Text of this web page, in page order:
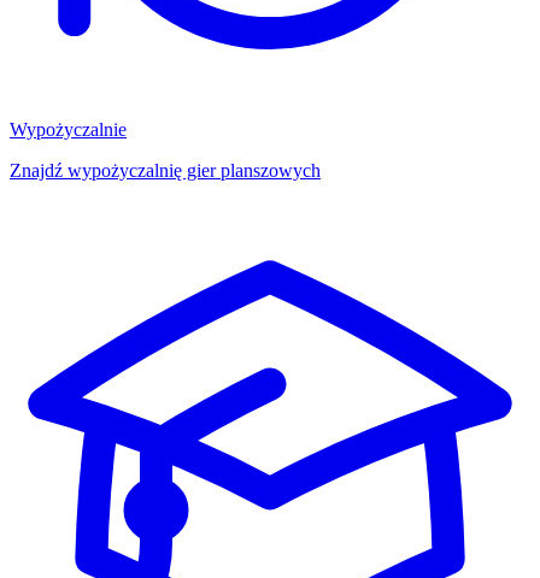
Wypożyczalnie
Znajdź wypożyczalnię gier planszowych